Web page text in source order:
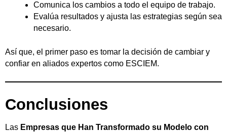
Comunica los cambios a todo el equipo de trabajo.
Evalúa resultados y ajusta las estrategias según sea
necesario.
Así que, el primer paso es tomar la decisión de cambiar y
confiar en aliados expertos como ESCIEM.
Conclusiones
Las Empresas que Han Transformado su Modelo con